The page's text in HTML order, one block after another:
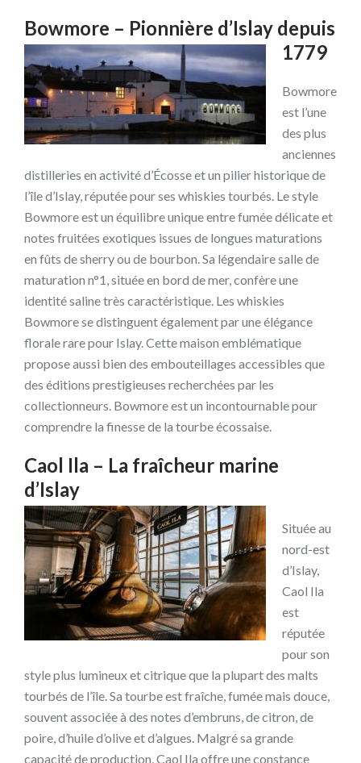
Bowmore – Pionnière d’Islay depuis
1779
Bowmore
est l’une
des plus
anciennes
distilleries en activité d’Écosse et un pilier historique de
l’île d’Islay, réputée pour ses whiskies tourbés. Le style
Bowmore est un équilibre unique entre fumée délicate et
notes fruitées exotiques issues de longues maturations
en fûts de sherry ou de bourbon. Sa légendaire salle de
maturation n°1, située en bord de mer, confère une
identité saline très caractéristique. Les whiskies
Bowmore se distinguent également par une élégance
florale rare pour Islay. Cette maison emblématique
propose aussi bien des embouteillages accessibles que
des éditions prestigieuses recherchées par les
collectionneurs. Bowmore est un incontournable pour
comprendre la finesse de la tourbe écossaise.
Caol Ila – La fraîcheur marine
d’Islay
Située au
nord-est
d’Islay,
Caol Ila
est
réputée
pour son
style plus lumineux et citrique que la plupart des malts
tourbés de l’île. Sa tourbe est fraîche, fumée mais douce,
souvent associée à des notes d’embruns, de citron, de
poire, d’huile d’olive et d’algues. Malgré sa grande
capacité de production, Caol Ila offre une constance